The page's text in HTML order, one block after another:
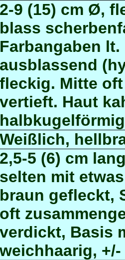
2-9 (15) cm Ø, f
blass
Farbangaben
ausblassend
fleckig. Mitte
vertieft. Haut
Weißlich,
2,5-5 (6) cm
selten mit
braun gefleckt,
oft
verdickt, Basis
weichhaarig,